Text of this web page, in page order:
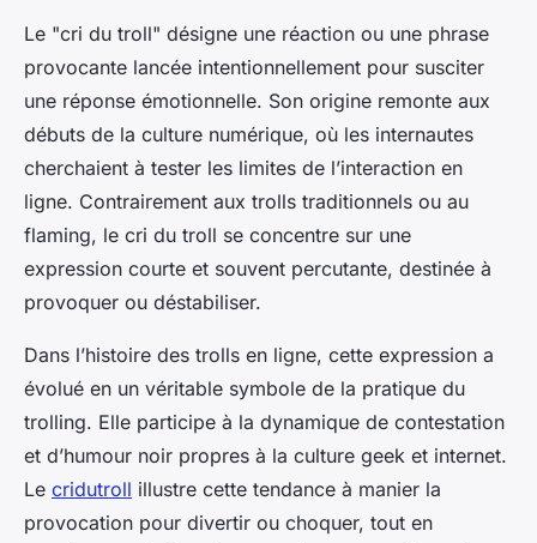
Le "cri du troll" désigne une réaction ou une phrase
provocante lancée intentionnellement pour susciter
une réponse émotionnelle. Son origine remonte aux
débuts de la culture numérique, où les internautes
cherchaient à tester les limites de l’interaction en
ligne. Contrairement aux trolls traditionnels ou au
flaming, le cri du troll se concentre sur une
expression courte et souvent percutante, destinée à
provoquer ou déstabiliser.
Dans l’histoire des trolls en ligne, cette expression a
évolué en un véritable symbole de la pratique du
trolling. Elle participe à la dynamique de contestation
et d’humour noir propres à la culture geek et internet.
Le cridutroll illustre cette tendance à manier la
provocation pour divertir ou choquer, tout en